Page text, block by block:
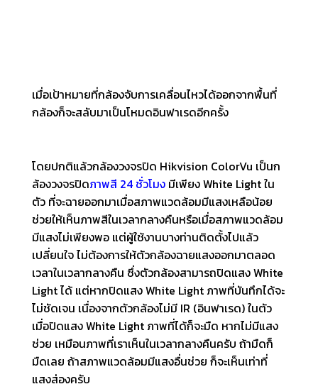
เมื่อเป้าหมายที่กล้องจับการเคลื่อนไหวได้ออกจากพื้นที่
กล้องก็จะสลับมาเป็นโหมดอินฟาเรดอีกครั้ง
โดยปกติแล้วกล้องวงจรปิด Hikvision ColorVu เป็นก
ล้องวงจรปิดภาพสี 24 ชั่วโมง มีเพียง White Light ใน
ตัว ที่จะฉายออกมาเมื่อสภาพแวดล้อมมีแสงเหลือน้อย
ช่วยให้เห็นภาพสีในเวลากลางคืนหรือเมื่อสภาพแวดล้อม
มีแสงไม่เพียงพอ แต่ผู้ใช้งานบางท่านติดตั้งไปแล้ว
เปลี่ยนใจ ไม่ต้องการให้ตัวกล้องฉายแสงออกมาตลอด
เวลาในเวลากลางคืน ซึ่งตัวกล้องสามารถปิดแสง White
Light ได้ แต่หากปิดแสง White Light ภาพที่บันทึกได้จะ
ไม่ชัดเจน เนื่องจากตัวกล้องไม่มี IR (อินฟาเรด) ในตัว
เมื่อปิดแสง White Light ภาพที่ได้ก็จะมืด หากไม่มีแสง
ช่วย เหมือนภาพที่เราเห็นในเวลากลางคืนครับ ถ้ามืดก็
มืดเลย ถ้าสภาพแวดล้อมมีแสงอื่นช่วย ก็จะเห็นเท่าที่
แสงส่องครับ